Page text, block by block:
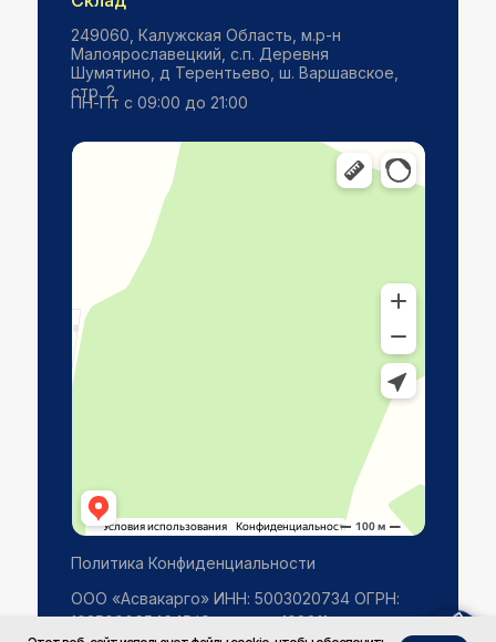
249060, Калужская Область, м.р-н
Малоярославецкий, с.п. Деревня
Шумятино, д Терентьево, ш. Варшавское,
стр. 2
ПН-Пт с 09:00 до 21:00
Политика Конфиденциальности
ООО «Асвакарго» ИНН: 5003020734 ОГРН:
1025000654645 Юр.адрес: 108811, город
Яндекс Карты
Сельское поселение Шумятино — карта, что посмотреть, фото,
как добраться, координаты